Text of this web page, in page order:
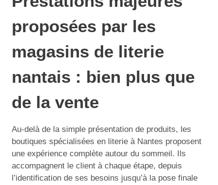
proposées par les
magasins de literie
nantais : bien plus que
de la vente
Au-delà de la simple présentation de produits, les
boutiques spécialisées en literie à Nantes proposent
une expérience complète autour du sommeil. Ils
accompagnent le client à chaque étape, depuis
l’identification de ses besoins jusqu’à la pose finale